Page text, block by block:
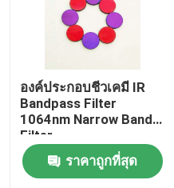
องค์ประกอบชีวเคมี IR
Bandpass Filter
1064nm Narrow Band
Filter
ราคาถูกที่สุด